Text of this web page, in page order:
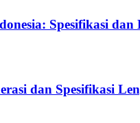
Spesifikasi dan
dan Spesifikasi